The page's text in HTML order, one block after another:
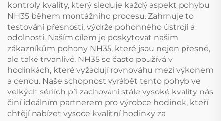
kontroly kvality, který sleduje každý aspekt pohybu
NH35 během montážního procesu. Zahrnuje to
testování přesnosti, výdrže pohonného ústrojí a
odolnosti. Naším cílem je poskytovat našim
zákazníkům pohony NH35, které jsou nejen přesné,
ale také trvanlivé. NH35 se často používá v
hodinkách, které vyžadují rovnováhu mezi výkonem
a cenou. Naše schopnost vyrábět tento pohyb ve
velkých sériích při zachování stále vysoké kvality nás
činí ideálním partnerem pro výrobce hodinek, kteří
chtějí nabízet vysoce kvalitní hodinky za